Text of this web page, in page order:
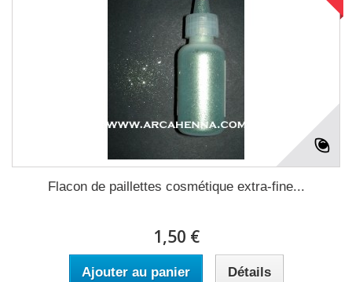
Flacon de paillettes cosmétique extra-fine...
1,50 €
Ajouter au panier Détails